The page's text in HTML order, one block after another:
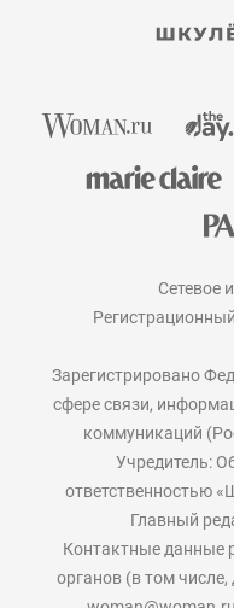
Сетевое
Зарегистрировано
сфере связи,
коммуникаций
Учредитель:
ответственностью
Главный
Контактные данные
органов (в том